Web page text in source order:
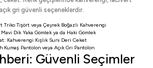
gri güvenli seçeneklerdir.
Triko Tişört veya Çeyrek Boğazlı Kahverengi
Mavi Dik Yaka Gömlekya da Haki Gömlek
Kahverengi Kışlık Suni Deri Ceket
Kumaş Pantolon veya Açık Gri Pantolon
Güvenli Seçimler